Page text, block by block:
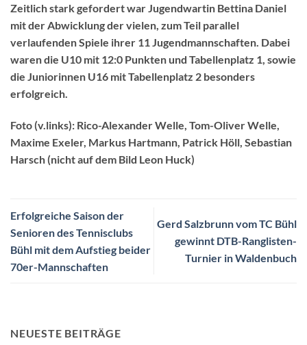
Zeitlich stark gefordert war Jugendwartin Bettina Daniel
mit der Abwicklung der vielen, zum Teil parallel
verlaufenden Spiele ihrer 11 Jugendmannschaften. Dabei
waren die U10 mit 12:0 Punkten und Tabellenplatz 1, sowie
die Juniorinnen U16 mit Tabellenplatz 2 besonders
erfolgreich.
Foto (v.links): Rico-Alexander Welle, Tom-Oliver Welle,
Maxime Exeler, Markus Hartmann, Patrick Höll, Sebastian
Harsch (nicht auf dem Bild Leon Huck)
Erfolgreiche Saison der
Senioren des Tennisclubs
Bühl mit dem Aufstieg beider
70er-Mannschaften
Gerd Salzbrunn vom TC Bühl
gewinnt DTB-Ranglisten-
Turnier in Waldenbuch
NEUESTE BEITRÄGE